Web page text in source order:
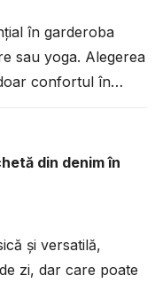
în garderoba
sau yoga. Alegerea
confortul în
din denim în
și versatilă,
zi, dar care poate